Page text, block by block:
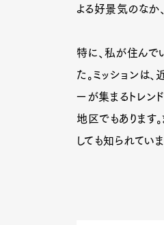
よる好景気のなか
特に、私が住んで
た。ミッションは
ーが集まるトレン
地区でもあります
しても知られていま